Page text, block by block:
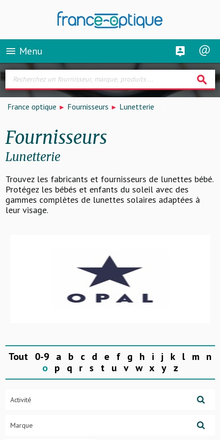
menu Menu
search
France optique Fournisseurs Lunetterie
Fournisseurs
Lunetterie
Trouvez les fabricants et fournisseurs de lunettes bébé.
Protégez les bébés et enfants du soleil avec des
gammes complètes de lunettes solaires adaptées à
leur visage.
Tout 0-9 a b c d e f g h i j k l m n
o p q r s t u v w x y z